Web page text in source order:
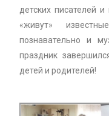
детских писателей
«живут»
познавательно и
праздник
детей и родителей!